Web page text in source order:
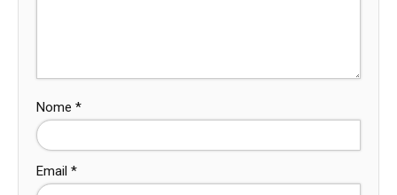
Nome *
Email *